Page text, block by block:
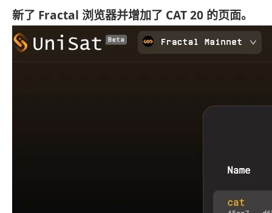
新了 Fractal 浏览器并增加了 CAT 20 的页面。